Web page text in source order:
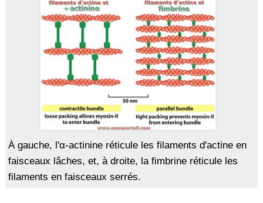
À gauche, l'α-actinine réticule les filaments d'actine en
faisceaux lâches, et, à droite, la fimbrine réticule les
filaments en faisceaux serrés.